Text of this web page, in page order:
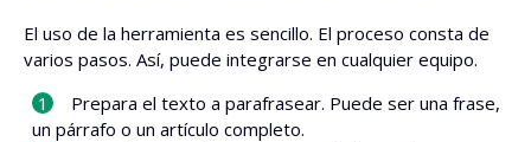
El uso de la herramienta es sencillo. El proceso consta de
varios pasos. Así, puede integrarse en cualquier equipo.
Prepara el texto a parafrasear. Puede ser una frase,
un párrafo o un artículo completo.